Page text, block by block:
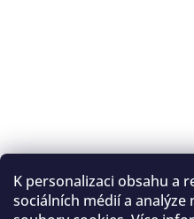
K personalizaci obsahu a
sociálních médií a analýze
Sledovat na